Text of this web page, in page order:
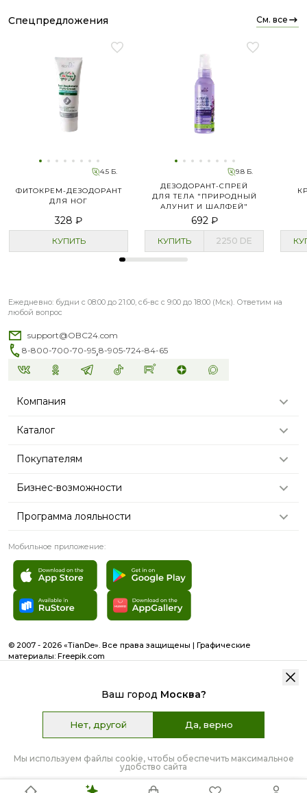
Ваш город Москва?
Нет, другой Да, верно
Мы используем файлы cookie, чтобы обеспечить максимальное
удобство сайта
спецпредложения см. все
4.5 Б.
ФИТОКРЕМ-ДЕЗОДОРАНТ
ДЛЯ НОГ
328 ₽
КУПИТЬ
9.8 Б.
ДЕЗОДОРАНТ-СПРЕЙ
ДЛЯ ТЕЛА "ПРИРОДНЫЙ
АЛУНИТ И ШАЛФЕЙ"
692 ₽
КУПИТЬ 2250 DE
508 ₽
НЕТ В НАЛИЧИИ
Ежедневно: будни с 08:00 до 21:00, сб-вс с 9:00 до 18:00 (Мск). Ответим на
любой вопрос
support@OBC24.com
8-800-700-70-95,8-905-724-84-65
Компания
Каталог
Покупателям
Бизнес-возможности
Программа лояльности
Мобильное приложение:
© 2007 - 2026 «TianDe». Все права защищены | Графические
материалы: Freepik.com